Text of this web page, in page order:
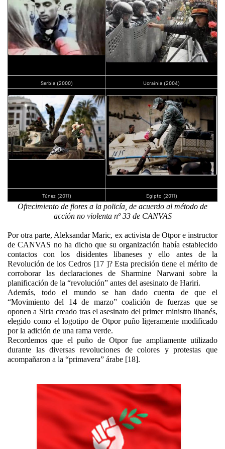
Serbia (2000) Ucrainia (2004)
Túnez (2011) Egipto (2011)
Ofrecimiento de flores a la policía, de acuerdo al método de
acción no violenta nº 33 de CANVAS
Por otra parte, Aleksandar Maric, ex activista de Otpor e instructor
de CANVAS no ha dicho que su organización había establecido
contactos con los disidentes libaneses y ello antes de la
Revolución de los Cedros [17 ]? Esta precisión tiene el mérito de
corroborar las declaraciones de Sharmine Narwani sobre la
planificación de la “revolución” antes del asesinato de Hariri.
Además, todo el mundo se han dado cuenta de que el
“Movimiento del 14 de marzo” coalición de fuerzas que se
oponen a Siria creado tras el asesinato del primer ministro libanés,
elegido como el logotipo de Otpor puño ligeramente modificado
por la adición de una rama verde.
Recordemos que el puño de Otpor fue ampliamente utilizado
durante las diversas revoluciones de colores y protestas que
acompañaron a la “primavera” árabe [18].